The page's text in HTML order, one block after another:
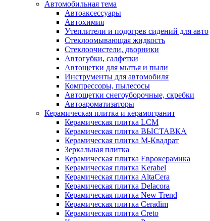
Автомобильная тема
Автоаксессуары
Автохимия
Утеплители и подогрев сидений для авто
Стеклоомывающая жидкость
Стеклоочистели, дворники
Автогубки, салфетки
Автощетки для мытья и пыли
Инструменты для автомобиля
Компрессоры, пылесосы
Автощетки снегоуборочные, скребки
Автоароматизаторы
Керамическая плитка и керамогранит
Керамическая плитка LCM
Керамическая плитка ВЫСТАВКА
Керамическая плитка М-Квадрат
Зеркальная плитка
Керамическая плитка Еврокерамика
Керамическая плитка Kerabel
Керамическая плитка AltaCera
Керамическая плитка Delacora
Керамическая плитка New Trend
Керамическая плитка Ceradim
Керамическая плитка Creto